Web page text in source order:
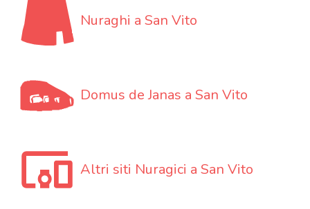
Nuraghi a San Vito
Domus de Janas a San Vito
Altri siti Nuragici a San Vito